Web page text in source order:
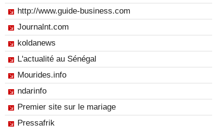
http://www.guide-business.com
Journalnt.com
koldanews
L'actualité au Sénégal
Mourides.info
ndarinfo
Premier site sur le mariage
Pressafrik